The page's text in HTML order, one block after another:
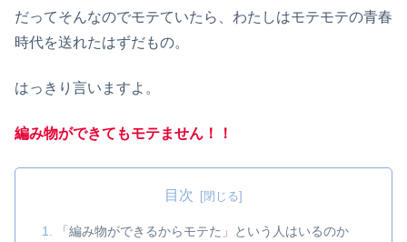
だってそんなのでモテていたら、わたしはモテモテの青春
時代を送れたはずだもの。
はっきり言いますよ。
編み物ができてもモテません！！
目次
「編み物ができるからモテた」という人はいるのか